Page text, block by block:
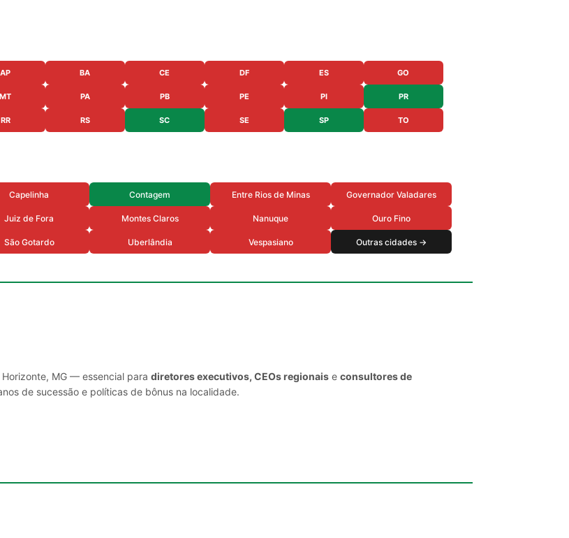
AP BA CE DF ES GO
MT PA PB PE PI PR
RR RS SC SE SP TO
Capelinha Contagem Entre Rios de Minas Governador Valadares
Juiz de Fora Montes Claros Nanuque Ouro Fino
São Gotardo Uberlândia Vespasiano Outras cidades →
MG — essencial para diretores executivos, CEOs regionais e consultores de
de sucessão e políticas de bônus na localidade.